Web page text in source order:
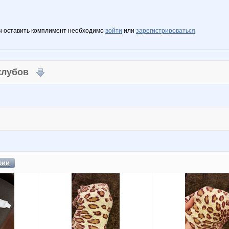
комплимент необходимо войти или зарегистрироваться